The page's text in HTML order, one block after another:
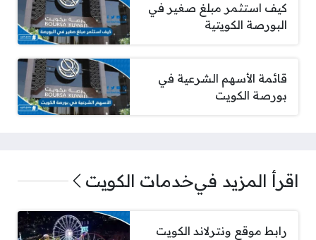
كيف استثمر مبلغ صغير في
البورصة الكويتية
قائمة الأسهم الشرعية في
بورصة الكويت
اقرأ المزيد فيخدمات الكويت
رابط موقع ونترلاند الكويت